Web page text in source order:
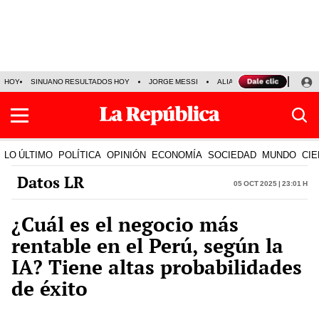
HOY SINUANO RESULTADOS HOY JORGE MESSI ALIANZA LIMA VS SPORT
LO ÚLTIMO POLÍTICA OPINIÓN ECONOMÍA SOCIEDAD MUNDO
Datos LR 05 Oct 2025 | 23:01 h
¿Cuál es el negocio más
rentable en el Perú, según la
IA? Tiene altas probabilidades
de éxito